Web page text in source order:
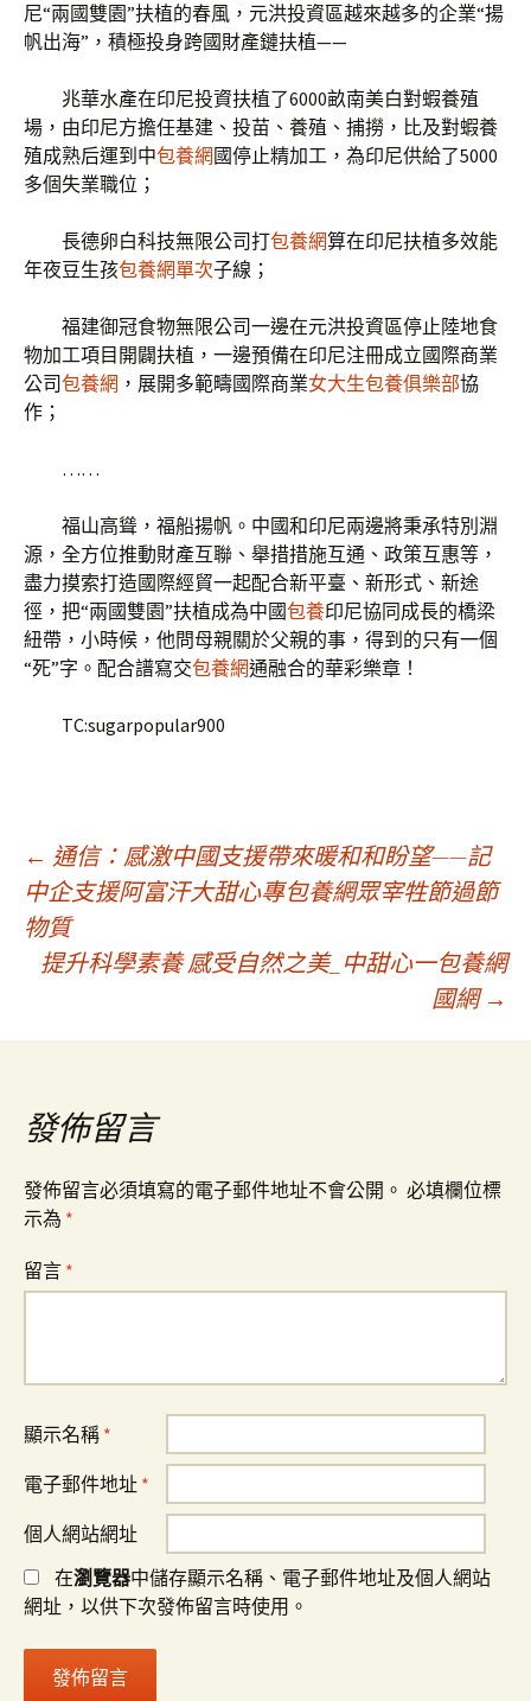
尼“兩國雙園”扶植的春風，元洪投資區越來越多的企業“揚
帆出海”，積極投身跨國財產鏈扶植——
兆華水產在印尼投資扶植了6000畝南美白對蝦養殖
場，由印尼方擔任基建、投苗、養殖、捕撈，比及對蝦養
殖成熟后運到中包養網 國停止精加工，為印尼供給了5000
多個失業職位；
長德卵白科技無限公司打包養網算在印尼扶植多效能
年夜豆生孩包養網單次子線；
福建御冠食物無限公司一邊在元洪投資區停止陸地食
物加工項目開闢扶植，一邊預備在印尼注冊成立國際商業
公司包養網 ，展開多範疇國際商業女大生包養俱樂部協
作；
……
福山高聳，福船揚帆。中國和印尼兩邊將秉承特別淵
源，全方位推動財產互聯、舉措措施互通、政策互惠等，
盡力摸索打造國際經貿一起配合新平臺、新形式、新途
徑，把“兩國雙園”扶植成為中國包養印尼協同成長的橋梁
紐帶，小時候，他問母親關於父親的事，得到的只有一個
“死”字。配合譜寫交包養網通融合的華彩樂章！
TC:sugarpopular900
文
章
導
覽
← 通信：感激中國支援帶來暖和和盼望——記
中企支援阿富汗大甜心專包養網眾宰牲節過節
物質
提升科學素養 感受自然之美_中甜心一包養網
國網 →
發佈留言
發佈留言必須填寫的電子郵件地址不會公開。 必填欄位標
示為 *
留言 *
顯示名稱 *
電子郵件地址 *
個人網站網址
在瀏覽器中儲存顯示名稱、電子郵件地址及個人網站
網址，以供下次發佈留言時使用。